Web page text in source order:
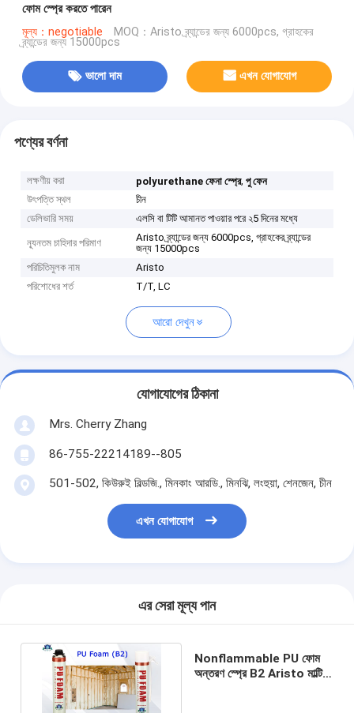
ফোম স্প্রে করতে পারেন
মূল্য：negotiable MOQ：Aristo ব্র্যান্ডের জন্য 6000pcs, গ্রাহকের
ব্র্যান্ডের জন্য 15000pcs
ভালো দাম এখন যোগাযোগ
পণ্যের বর্ণনা
লক্ষণীয় করা polyurethane ফেনা স্প্রে,পু ফেন
উৎপত্তি স্থল
চীন
ডেলিভারি সময়
এলসি বা টিটি আমানত পাওয়ার পরে ২5 দিনের মধ্যে
ন্যূনতম চাহিদার পরিমাণ
Aristo ব্র্যান্ডের জন্য 6000pcs, গ্রাহকের ব্র্যান্ডের
জন্য 15000pcs
পরিচিতিমুলক নাম
Aristo
পরিশোধের শর্ত
T/T, LC
আরো দেখুন
যোগাযোগের ঠিকানা
Mrs. Cherry Zhang
86-755-22214189--805
501-502, কিউরুই বিল্ডজি., মিনকাং আরডি., মিনঝি, লংহুয়া, শেনজেন, চীন
এখন যোগাযোগ
এর সেরা মূল্য পান
Nonflammable PU ফোম
অন্তরণ স্প্রে B2 Aristo মাল্টি